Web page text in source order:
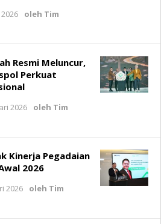
oleh Tim
Resmi Meluncur,
Perkuat
2026 oleh Tim
Kinerja Pegadaian
2026
2026 oleh Tim